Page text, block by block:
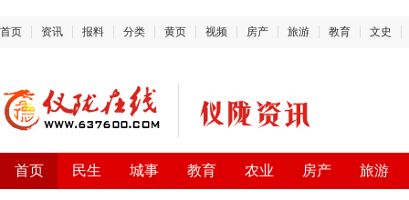
首页 资讯 报料 分类 黄页 视频 房产 旅游 教育 文史
首页 民生 城事 教育 农业 房产 旅游